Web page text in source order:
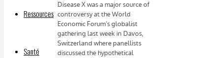
Ressources
Santé